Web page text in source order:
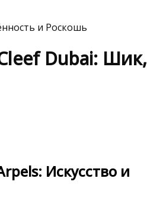
и Роскошь
Dubai: Шик,
Искусство и